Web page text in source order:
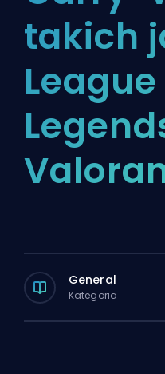
takich
General
Kategoria